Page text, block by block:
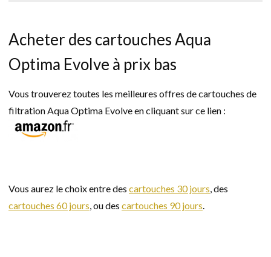
Acheter des cartouches Aqua
Optima Evolve à prix bas
Vous trouverez toutes les meilleures offres de cartouches de
filtration Aqua Optima Evolve en cliquant sur ce lien :
Vous aurez le choix entre des cartouches 30 jours , des
cartouches 60 jours , ou des cartouches 90 jours